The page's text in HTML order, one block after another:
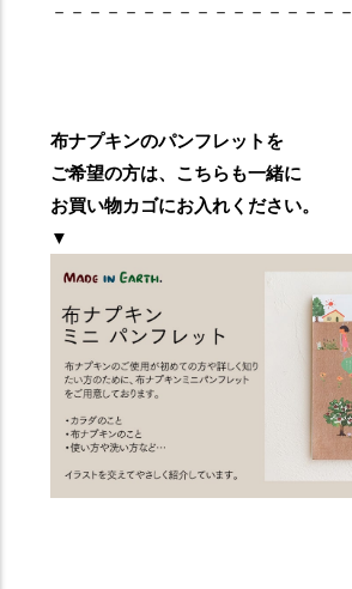
－－－－－－－－－－－－－－－－－
布ナプキンのパンフレットを
ご希望の方は、こちらも一緒に
お買い物カゴにお入れください。
▼